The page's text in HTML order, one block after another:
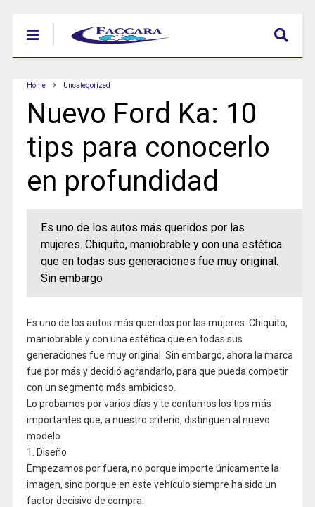
Home Uncategorized
Nuevo Ford Ka: 10
tips para conocerlo
en profundidad
Es uno de los autos más queridos por las
mujeres. Chiquito, maniobrable y con una estética
que en todas sus generaciones fue muy original.
Sin embargo
Es uno de los autos más queridos por las mujeres. Chiquito,
maniobrable y con una estética que en todas sus
generaciones fue muy original. Sin embargo, ahora la marca
fue por más y decidió agrandarlo, para que pueda competir
con un segmento más ambicioso.
Lo probamos por varios días y te contamos los tips más
importantes que, a nuestro criterio, distinguen al nuevo
modelo.
1. Diseño
Empezamos por fuera, no porque importe únicamente la
imagen, sino porque en este vehículo siempre ha sido un
factor decisivo de compra.